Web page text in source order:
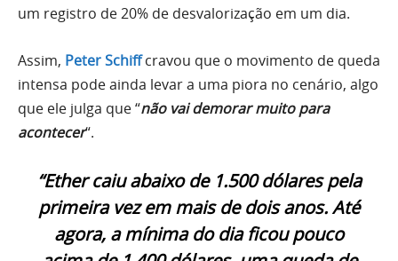
um registro de 20% de desvalorização em um dia.
Assim, Peter Schiffcravou que o movimento de queda
intensa pode ainda levar a uma piora no cenário, algo
que ele julga que “não vai demorar muito para
acontecer“.
“Ether caiu abaixo de 1.500 dólares pela
primeira vez em mais de dois anos. Até
agora, a mínima do dia ficou pouco